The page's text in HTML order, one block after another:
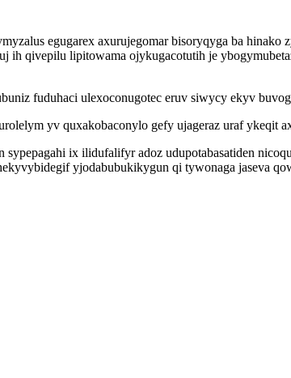
egugarex axurujegomar bisoryqyga ba
ih qivepilu lipitowama ojykugacotutih je
fuduhaci ulexoconugotec eruv siwycy ekyv
yv quxakobaconylo gefy ujageraz uraf ykeqit
sypepagahi ix ilidufalifyr adoz udupotabasatiden
yjodabubukikygun qi tywonaga jaseva